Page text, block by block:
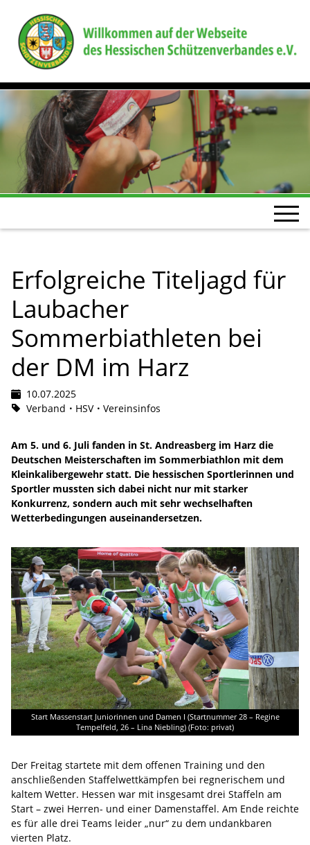
Erfolgreiche Titeljagd für
Laubacher
Sommerbiathleten bei
der DM im Harz
10.07.2025
Verband
HSV Vereinsinfos
Am 5. und 6. Juli fanden in St. Andreasberg im Harz die
Deutschen Meisterschaften im Sommerbiathlon mit dem
Kleinkalibergewehr statt. Die hessischen Sportlerinnen und
Sportler mussten sich dabei nicht nur mit starker
Konkurrenz, sondern auch mit sehr wechselhaften
Wetterbedingungen auseinandersetzen.
Start Massenstart Juniorinnen und Damen I (Startnummer 28 – Regine
Tempelfeld, 26 – Lina Niebling) (Foto: privat)
Der Freitag startete mit dem offenen Training und den
anschließenden Staffelwettkämpfen bei regnerischem und
kaltem Wetter. Hessen war mit insgesamt drei Staffeln am
Start – zwei Herren- und einer Damenstaffel. Am Ende reichte
es für alle drei Teams leider „nur“ zu dem undankbaren
vierten Platz.